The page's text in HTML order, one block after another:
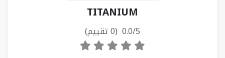
TITANIUM
0.0/5 (0 تقييم)